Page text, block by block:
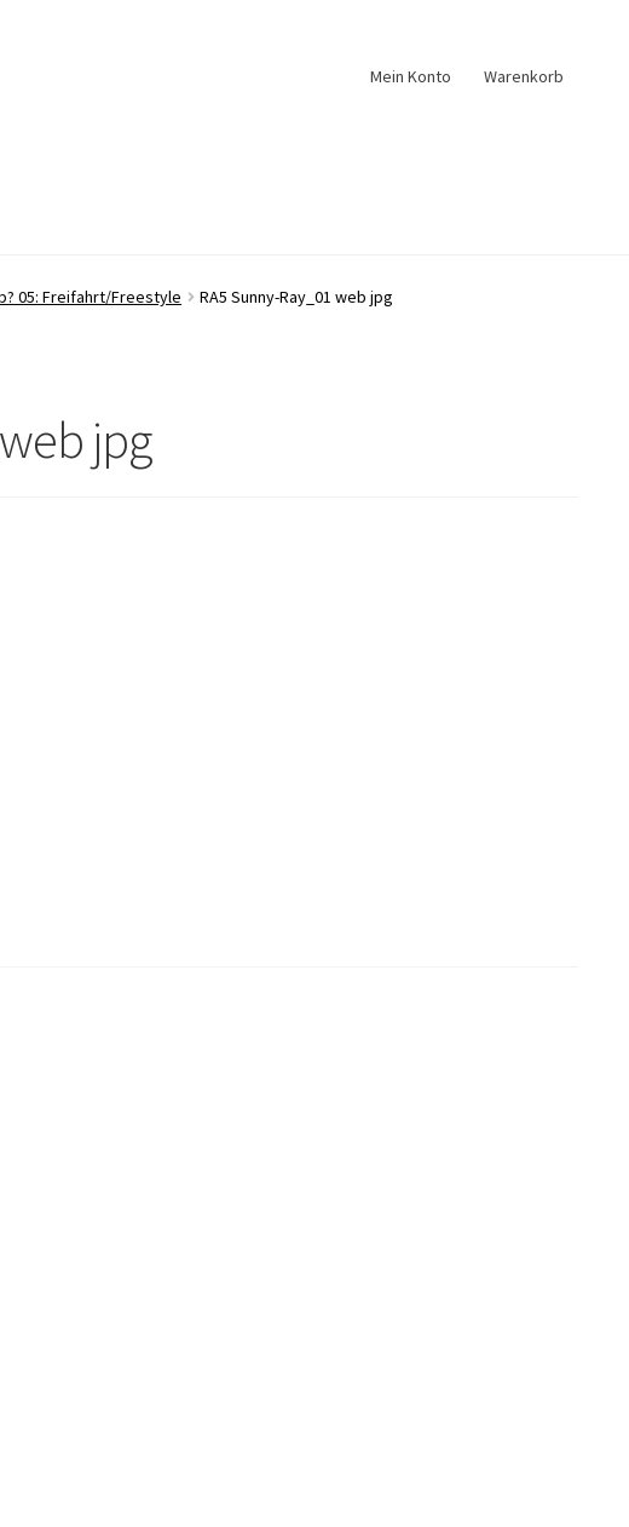
Mein Konto Warenkorb
05: Freifahrt/Freestyle RA5 Sunny-Ray_01 web jpg
jpg